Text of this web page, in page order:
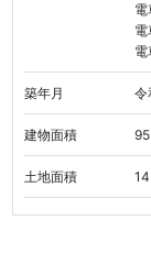
築年月 令
建物面積
土地面積